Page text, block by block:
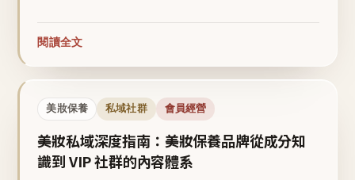
閱讀全文
美妝保養 私域社群 會員經營
美妝私域深度指南：美妝保養品牌從成分知
識到 VIP 社群的內容體系